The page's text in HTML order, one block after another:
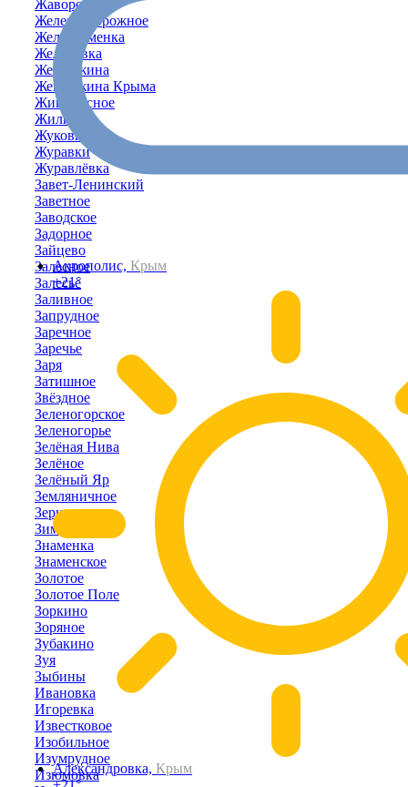
Акрополис, Крым
+21°
Александровка, Крым
Жаворонки
Железнодорожное
Желтокаменка
Желябовка
Жемчужина
Жемчужина Крыма
Живописное
Жилино
Жуковка
Журавки
Журавлёвка
Завет-Ленинский
Заветное
Заводское
Задорное
Зайцево
Залесное
Залесье
Заливное
Запрудное
Заречное
Заречье
Заря
Затишное
Звёздное
Зеленогорское
Зеленогорье
Зелёная Нива
Зелёное
Зелёный Яр
Земляничное
Зерновое
Зимино
Знаменка
Знаменское
Золотое
Золотое Поле
Зоркино
Зоряное
Зубакино
Зуя
Зыбины
Ивановка
Игоревка
Известковое
Изобильное
Изумрудное
Изюмовка